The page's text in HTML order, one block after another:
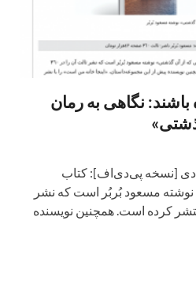
باشند: نگاهی به رمان
[نسخه پی‌دی‌اف]: کتاب
مسعود بُربُر است که نشر
۳۶۰ صفحه منتشر کرده است. همچنین نویسنده